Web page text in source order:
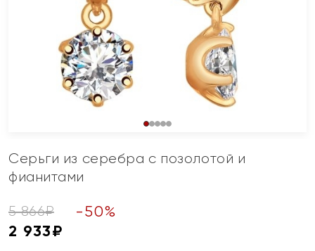
Серьги из серебра с позолотой и
фианитами
5 866₽ -50%
2 933₽